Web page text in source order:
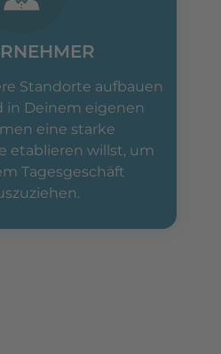
Standorte aufbauen
in Deinem eigenen
eine starke
etablieren willst, um
Tagesgeschäft